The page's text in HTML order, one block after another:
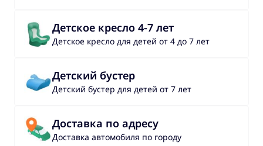
Детское кресло 4-7 лет
Детское кресло для детей от 4 до 7 лет
Детский бустер
Детский бустер для детей от 7 лет
Доставка по адресу
Доставка автомобиля по городу